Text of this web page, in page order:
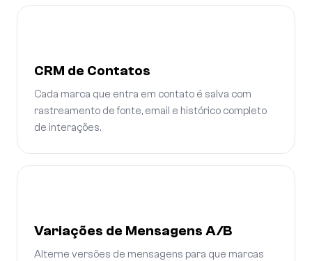
CRM de Contatos
Cada marca que entra em contato é salva com
rastreamento de fonte, email e histórico completo
de interações.
Variações de Mensagens A/B
Alterne versões de mensagens para que marcas